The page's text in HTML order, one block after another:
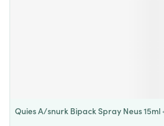
Quies A/snurk Bipack Spray Neus 15ml